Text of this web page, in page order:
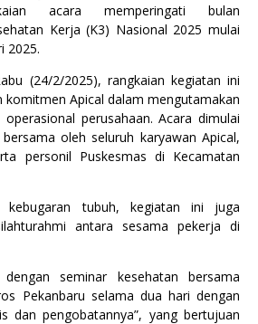
acara memperingati bulan
Kerja (K3) Nasional 2025 mulai
2025.
(24/2/2025), rangkaian kegiatan ini
komitmen Apical dalam mengutamakan
perusahaan. Acara dimulai
oleh seluruh karyawan Apical,
personil Puskesmas di Kecamatan
kebugaran tubuh, kegiatan ini juga
antara sesama pekerja di
seminar kesehatan bersama
Pekanbaru selama dua hari dengan
dan pengobatannya”, yang bertujuan